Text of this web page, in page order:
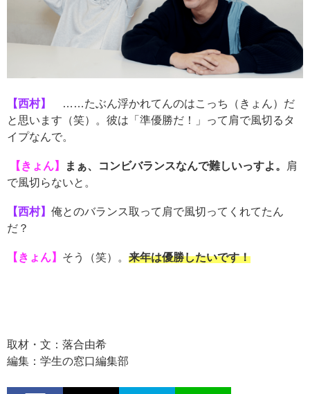
【西村】
……たぶん浮かれてんのはこっち（きょん）だ
と思います（笑）。彼は「準優勝だ！」って肩で風切るタ
イプなんで。
【きょん】 まぁ、コンビバランスなんで難しいっすよ。
肩
で風切らないと。
【西村】 俺とのバランス取って肩で風切ってくれてたん
だ？
【きょん】 そう（笑）。 来年は優勝したいです！
取材・文：落合由希
編集：学生の窓口編集部